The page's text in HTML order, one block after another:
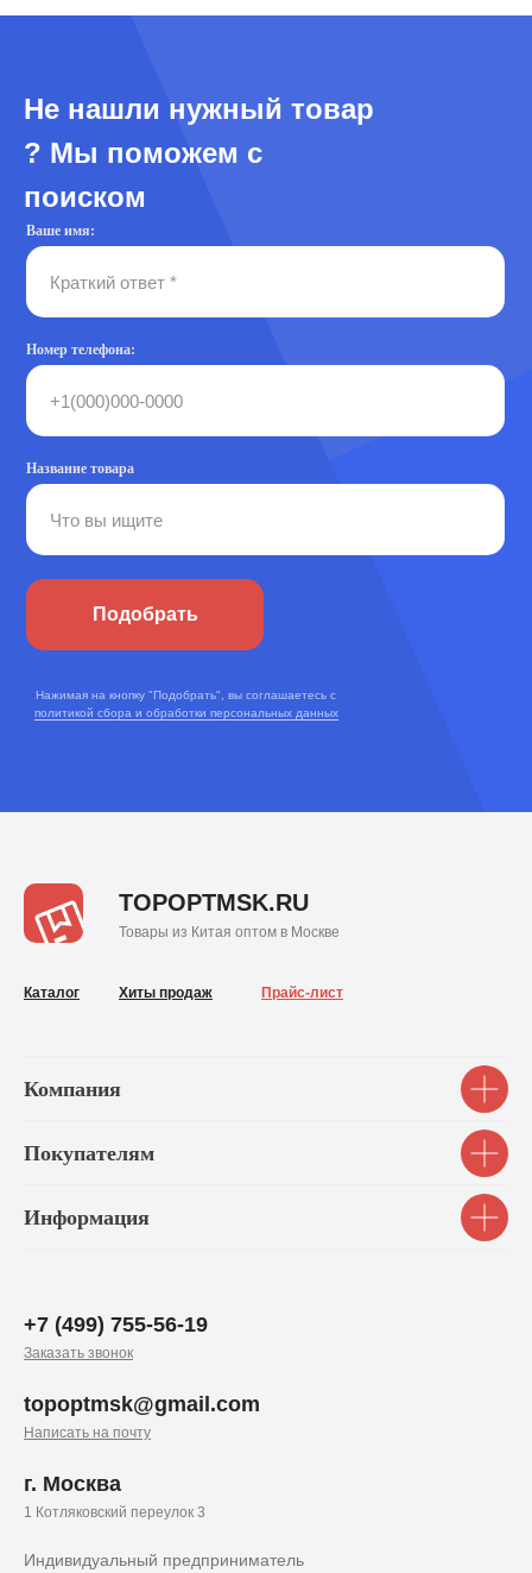
Не нашли нужный товар
? Мы поможем с
поиском
Ваше имя:
Номер телефона:
Название товара
Подобрать
Нажимая на кнопку "Подобрать", вы соглашаетесь с
политикой сбора и обработки персональных данных
Каталог Хиты продаж Прайс-лист
TOPOPTMSK.RU
Товары из Китая оптом в Москве
Компания
Покупателям
Информация
Индивидуальный предприниматель
+7 (499) 755-56-19
Заказать звонок
topoptmsk@gmail.com
Написать на почту
г. Москва
1 Котляковский переулок 3